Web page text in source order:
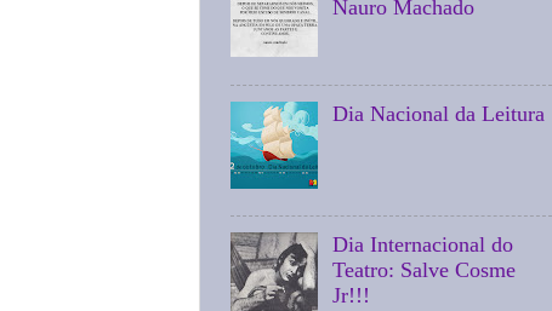
Nauro Machado
Dia Nacional da Leitura
Dia Internacional do
Teatro: Salve Cosme
Jr!!!